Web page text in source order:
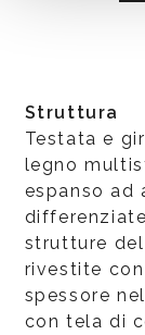
Struttura
Testata e
legno
espanso ad
strutture
rivestite
spessore
con tela di